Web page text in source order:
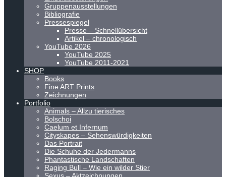
Gruppenausstellungen
Bibliografie
Pressespiegel
Presse – Schnellübersicht
Artikel – chronologisch
YouTube 2026
YouTube 2025
YouTube 2011-2021
SHOP
Books
Fine ART Prints
Zeichnungen
Portfolio
Animals – Allzu tierisches
Bolschoi
Caelum et Infernum
Cityskapes – Sehenswürdigkeiten
Das Portrait
Die Schuhe der Jedermanns
Phantastische Landschaften
Raging Bull – Wie ein wilder Stier